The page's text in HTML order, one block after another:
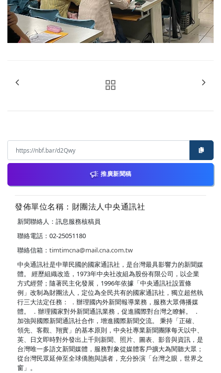
推廣新聞稿
發佈單位名稱：財團法人中央通訊社
新聞聯絡人：訊息服務核稿員
聯絡電話：02-25051180
聯絡信箱： timtimcna@mail.cna.com.tw
中央通訊社是中華民國的國家通訊社，是台灣最具影響力的新聞媒
體。 經歷組織改造，1973年中央社改組為股份有限公司，以企業
方式經營；隨著民主化發展，1996年依據「中央通訊社設置條
例」改制為財團法人，定位為全民共有的國家通訊社，獨立超然執
行三大法定任務： ．辦理國內外新聞報導業務，服務大眾傳播媒
體。 ．辦理國家對外新聞通訊業務，促進國際對台灣之瞭解。 ．
加強與國際新聞通訊社合作，增進國際新聞交流。 秉持「正確、
領先、客觀、翔實」的基本原則，中央社專業新聞團隊每天以中、
英、日文即時對外發出上千則新聞、照片、圖表、影音與資訊，是
台灣唯一多語文新聞媒體，服務對象從媒體客戶擴大為閱聽大眾；
從台灣民眾延伸至全球僑胞與讀者，充分扮演「台灣之眼，世界之
窗」。